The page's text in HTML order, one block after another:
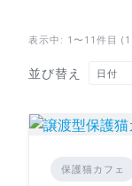
表示中: 1〜11件目
並び替え
保護猫カフェ